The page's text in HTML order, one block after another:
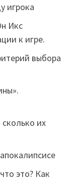
игрока
Икс
к игре.
выбора
их
это? Как